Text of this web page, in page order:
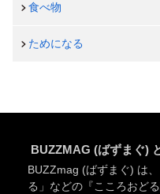
食べ物
ためになる
BUZZMAG (ばずまぐ)
BUZZmag (ばずまぐ) は
る」などの『こころおど